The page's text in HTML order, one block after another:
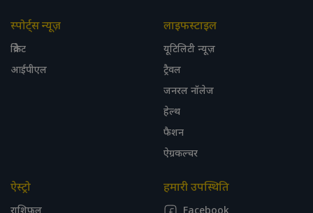
स्पोर्ट्स न्यूज़
क्रिकेट
आईपीएल
लाइफस्टाइल
यूटिलिटी न्यूज़
ट्रैवल
जनरल नॉलेज
हेल्थ
फैशन
ऐग्रकल्चर
ऐस्ट्रो हमारी उपस्थिति